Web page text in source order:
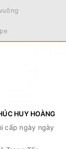
HUY HOÀNG
cấp ngày ngày